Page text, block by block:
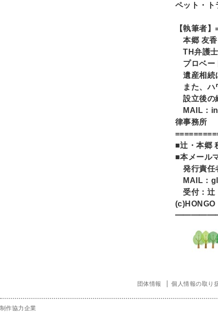
ペット・ト
【執筆者
本郷 友
TH弁護
プロベー
遺産相続
また、ハ
設立後の
MAIL ：
律事務所
■辻・本郷
■本メール
発行責任
MAIL ：
受付：
(c)HONGO
団体情報 個人情報の取り
制作協力企業